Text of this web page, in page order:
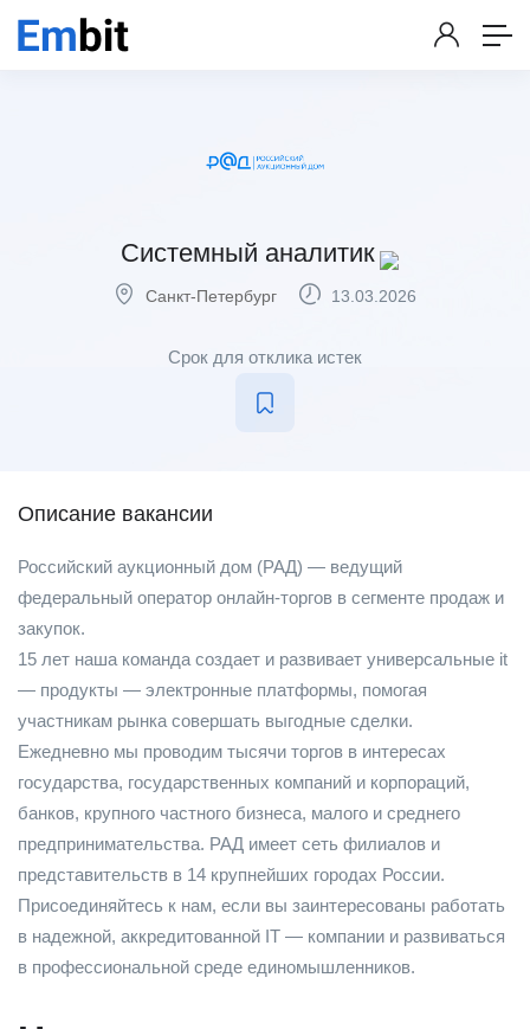
Системный аналитик
Санкт-Петербург 13.03.2026
Срок для отклика истек
Описание вакансии
Российский аукционный дом (РАД) — ведущий
федеральный оператор онлайн-торгов в сегменте продаж и
закупок.
15 лет наша команда создает и развивает универсальные it
— продукты — электронные платформы, помогая
участникам рынка совершать выгодные сделки.
Ежедневно мы проводим тысячи торгов в интересах
государства, государственных компаний и корпораций,
банков, крупного частного бизнеса, малого и среднего
предпринимательства. РАД имеет сеть филиалов и
представительств в 14 крупнейших городах России.
Присоединяйтесь к нам, если вы заинтересованы работать
в надежной, аккредитованной IT — компании и развиваться
в профессиональной среде единомышленников.